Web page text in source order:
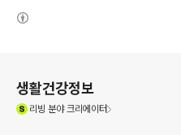
생활건강정보
리빙 분야 크리에이터